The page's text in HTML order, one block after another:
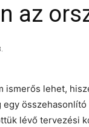
az
ismerős lehet,
lévő tervezési